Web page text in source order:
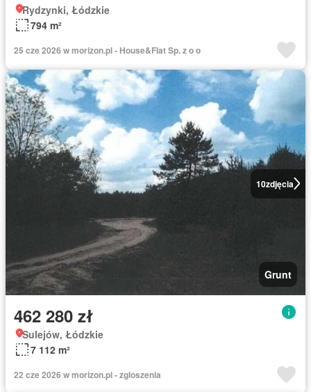
Rydzynki, Łódzkie
794 m²
25 cze 2026 w morizon.pl - House&Flat Sp. z o o
10zdjęcia
Grunt
462 280 zł
Sulejów, Łódzkie
7 112 m²
22 cze 2026 w morizon.pl - zgloszenia